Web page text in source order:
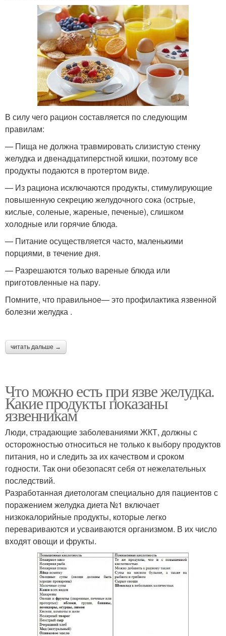
В силу чего рацион составляется по следующим
правилам:
— Пища не должна травмировать слизистую стенку
желудка и двенадцатиперстной кишки, поэтому все
продукты подаются в протертом виде.
— Из рациона исключаются продукты, стимулирующие
повышенную секрецию желудочного сока (острые,
кислые, соленые, жареные, печеные), слишком
холодные или горячие блюда.
— Питание осуществляется часто, маленькими
порциями, в течение дня.
— Разрешаются только вареные блюда или
приготовленные на пару.
Помните, что правильное— это профилактика язвенной
болезни желудка .
читать дальше →
Что можно есть при язве желудка.
Какие продукты показаны
язвенникам
Люди, страдающие заболеваниями ЖКТ, должны с
осторожностью относиться не только к выбору продуктов
питания, но и следить за их качеством и сроком
годности. Так они обезопасят себя от нежелательных
последствий.
Разработанная диетологам специально для пациентов с
поражением желудка диета №1 включает
низкокалорийные продукты, которые легко
перевариваются и усваиваются организмом. В их число
входят овощи и фрукты.